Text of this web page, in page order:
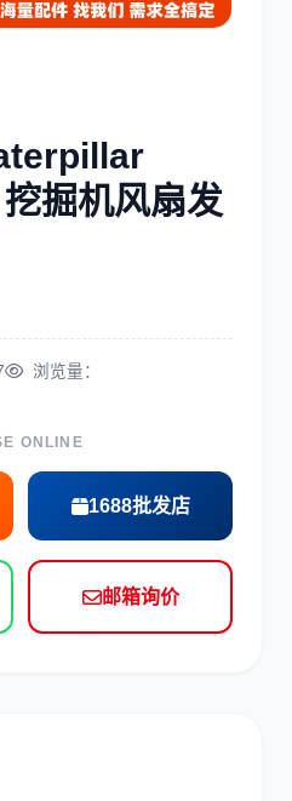
掘机风扇发
浏览量：
ONLINE
1688批发店
邮箱询价